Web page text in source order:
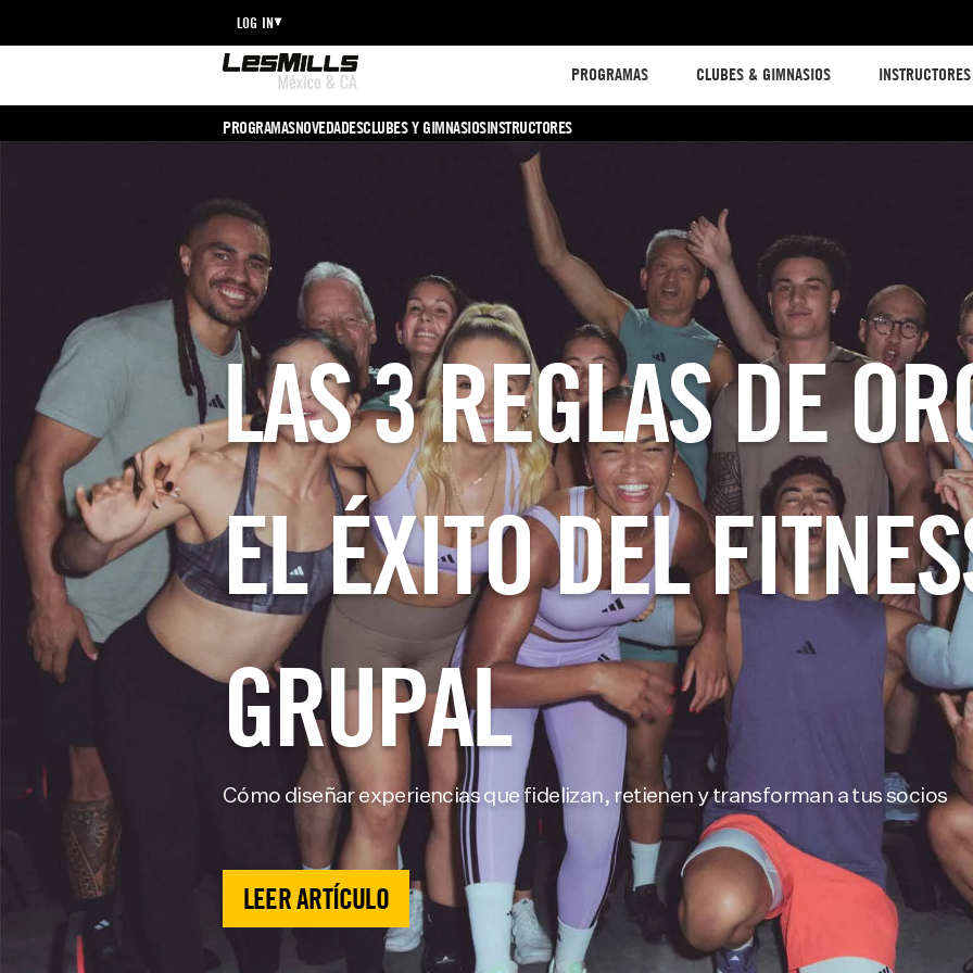
LOG IN
PROGRAMAS CLUBES & GIMNASIOS INSTRUCTORES
PROGRAMASNOVEDADESCLUBES Y GIMNASIOSINSTRUCTORES
LAS 3 REGLAS DE
EL ÉXITO DEL
GRUPAL
Cómo diseñar experiencias que fidelizan, retienen y transforman a tus socios
LEER ARTÍCULO